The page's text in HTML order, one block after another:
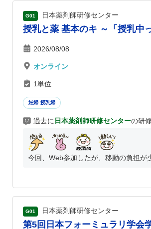
G01 日本薬剤師研修センター
授乳と薬 基本のキ ～「授乳中
2026/08/08
オンライン
1単位
妊婦 授乳婦
過去に 日本薬剤師研修センターの研
今回、Web参加したが、移動の負担
G01 日本薬剤師研修センター
第5回日本フォーミュラリ学会